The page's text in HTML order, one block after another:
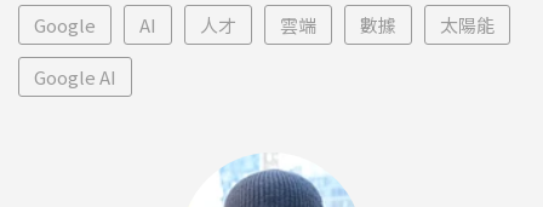
Google AI 人才 雲端 數據 太陽能
Google AI